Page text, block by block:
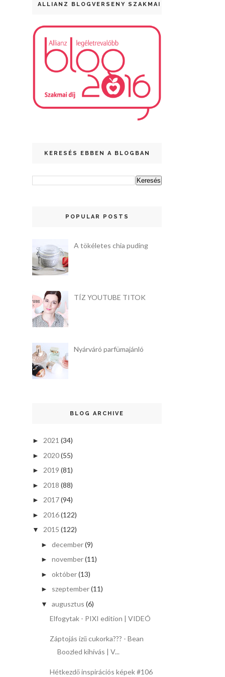
ALLIANZ BLOGVERSENY SZAKMAI DÍJ
KERESÉS EBBEN A BLOGBAN
POPULAR POSTS
A tökéletes chia puding
TÍZ YOUTUBE TITOK
Nyárváró parfümajánló
BLOG ARCHIVE
► 2021 (34)
► 2020(55)
► 2019 (81)
► 2018 (88)
► 2017(94)
► 2016(122)
▼ 2015 (122)
► december(9)
► november(11)
► október(13)
► szeptember(11)
▼ augusztus (6)
Elfogytak - PIXI edition | VIDEÓ
Záptojás ízű cukorka??? - Bean
Boozled kihívás | V...
Hétkezdő inspirációs képek #106